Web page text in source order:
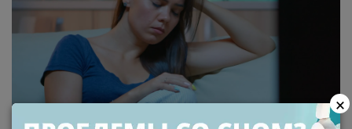
×